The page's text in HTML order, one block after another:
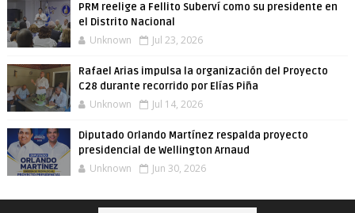
PRM reelige a Fellito Suberví como su presidente en
el Distrito Nacional
Unknown Jul 23, 2026
Rafael Arias impulsa la organización del Proyecto
C28 durante recorrido por Elías Piña
Unknown Jul 14, 2026
Diputado Orlando Martínez respalda proyecto
presidencial de Wellington Arnaud
Unknown Jun 30, 2026